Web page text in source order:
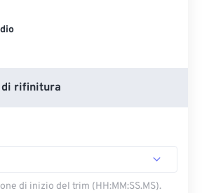
di rifinitura
di inizio del trim (HH:MM:SS.MS).